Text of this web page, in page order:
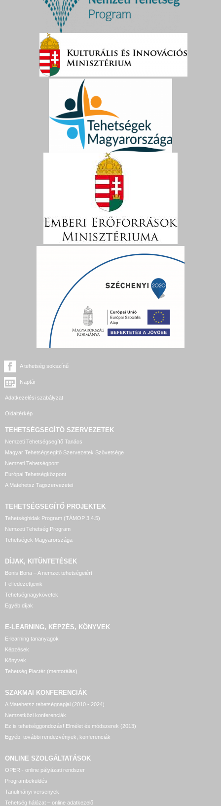
A tehetség sokszínű
Naptár
Adatkezelési szabályzat
Oldaltérkép
TEHETSÉGSEGÍTŐ SZERVEZETEK
Nemzeti Tehetségsegítő Tanács
Magyar Tehetségsegítő Szervezetek Szövetsége
Nemzeti Tehetségpont
Európai Tehetségközpont
A Matehetsz Tagszervezetei
TEHETSÉGSEGÍTŐ PROJEKTEK
Tehetséghidak Program (TÁMOP 3.4.5)
Nemzeti Tehetség Program
Tehetségek Magyarországa
DÍJAK, KITÜNTETÉSEK
Bonis Bona – A nemzet tehetségeiért
Felfedezettjeink
Tehetségnagykövetek
Egyéb díjak
E-LEARNING, KÉPZÉS, KÖNYVEK
E-learning tananyagok
Képzések
Könyvek
Tehetség Piactér (mentorálás)
SZAKMAI KONFERENCIÁK
A Matehetsz tehetségnapjai (2010 - 2024)
Nemzetközi konferenciák
Ez is tehetséggondozás! Elmélet és módszerek (2013)
Egyéb, további rendezvények, konferenciák
ONLINE SZOLGÁLTATÁSOK
OPER - online pályázati rendszer
Programbeküldés
Tanulmányi versenyek
Tehetség hálózat – online adatkezelő